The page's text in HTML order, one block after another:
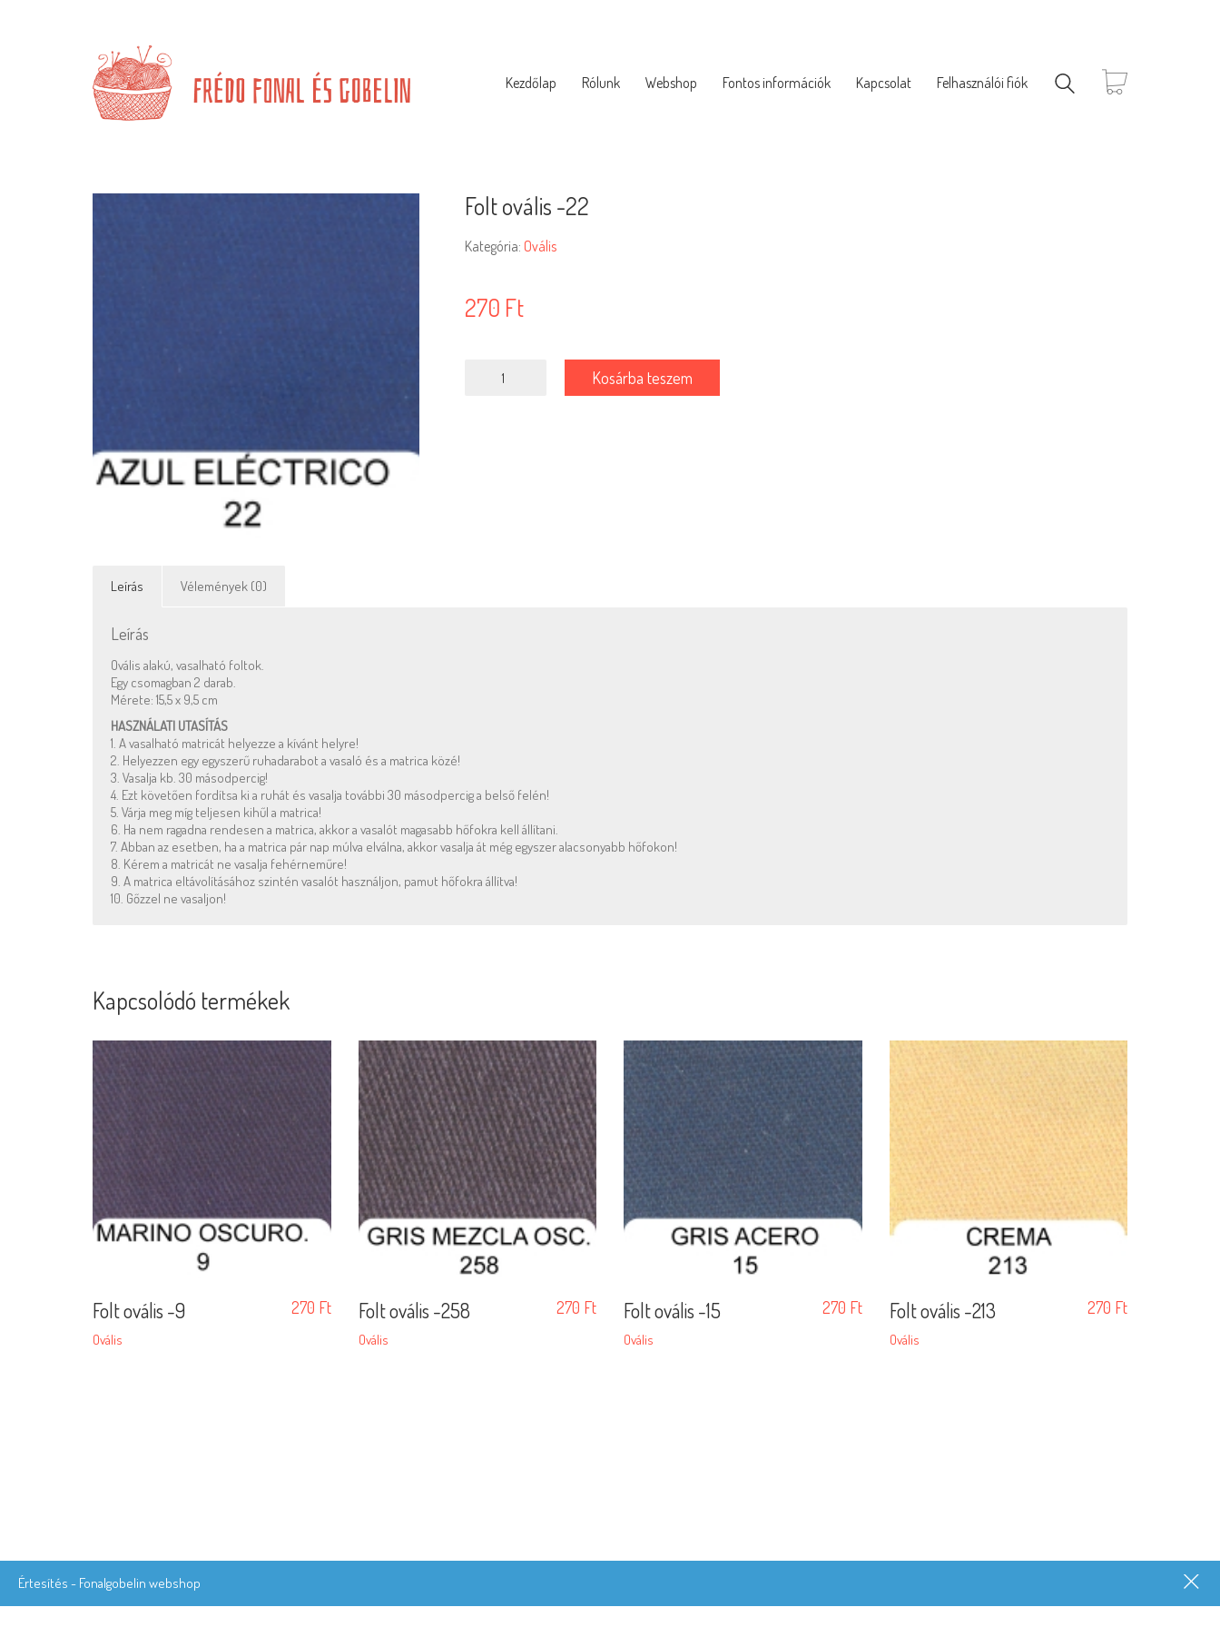
Kezdőlap Rólunk Webshop Fontos információk Kapcsolat Felhasználói fiók
Folt ovális -22
Kategória: Ovális
270 Ft
Kosárba teszem
Leírás Vélemények (0)
Leírás
Ovális alakú, vasalható foltok.
Egy csomagban 2 darab.
Mérete: 15,5 x 9,5 cm
HASZNÁLATI UTASÍTÁS
1. A vasalható matricát helyezze a kívánt helyre!
2. Helyezzen egy egyszerű ruhadarabot a vasaló és a matrica közé!
3. Vasalja kb. 30 másodpercig!
4. Ezt követően fordítsa ki a ruhát és vasalja további 30 másodpercig a belső felén!
5. Várja meg míg teljesen kihűl a matrica!
6. Ha nem ragadna rendesen a matrica, akkor a vasalót magasabb hőfokra kell állítani.
7. Abban az esetben, ha a matrica pár nap múlva elválna, akkor vasalja át még egyszer alacsonyabb hőfokon!
8. Kérem a matricát ne vasalja fehérneműre!
9. A matrica eltávolításához szintén vasalót használjon, pamut hőfokra állítva!
10. Gőzzel ne vasaljon!
Kapcsolódó termékek
Folt ovális -9
Ovális
270 Ft Folt ovális -258
Ovális
270 Ft Folt ovális -15
Ovális
270 Ft Folt ovális -213
Ovális
270 Ft
© Copyright 2020 ·Frédo Fonal és Gobelin webshopbykardoscsabi
Értesítés - Fonalgobelin webshop